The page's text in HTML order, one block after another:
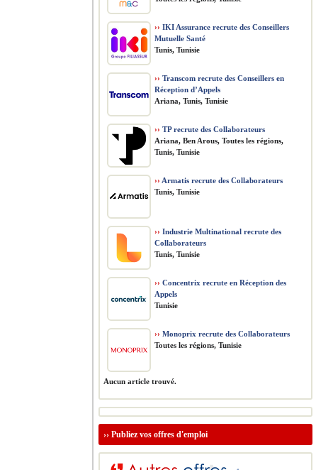
›› IKI Assurance recrute des Conseillers
Mutuelle Santé
Tunis, Tunisie
›› Transcom recrute des Conseillers en
Réception d’Appels
Ariana, Tunis, Tunisie
›› TP recrute des Collaborateurs
Ariana, Ben Arous, Toutes les régions,
Tunis, Tunisie
›› Armatis recrute des Collaborateurs
Tunis, Tunisie
›› Industrie Multinational recrute des
Collaborateurs
Tunis, Tunisie
›› Concentrix recrute en Réception des
Appels
Tunisie
›› Monoprix recrute des Collaborateurs
Toutes les régions, Tunisie
Aucun article trouvé.
›› Publiez vos offres d'emploi